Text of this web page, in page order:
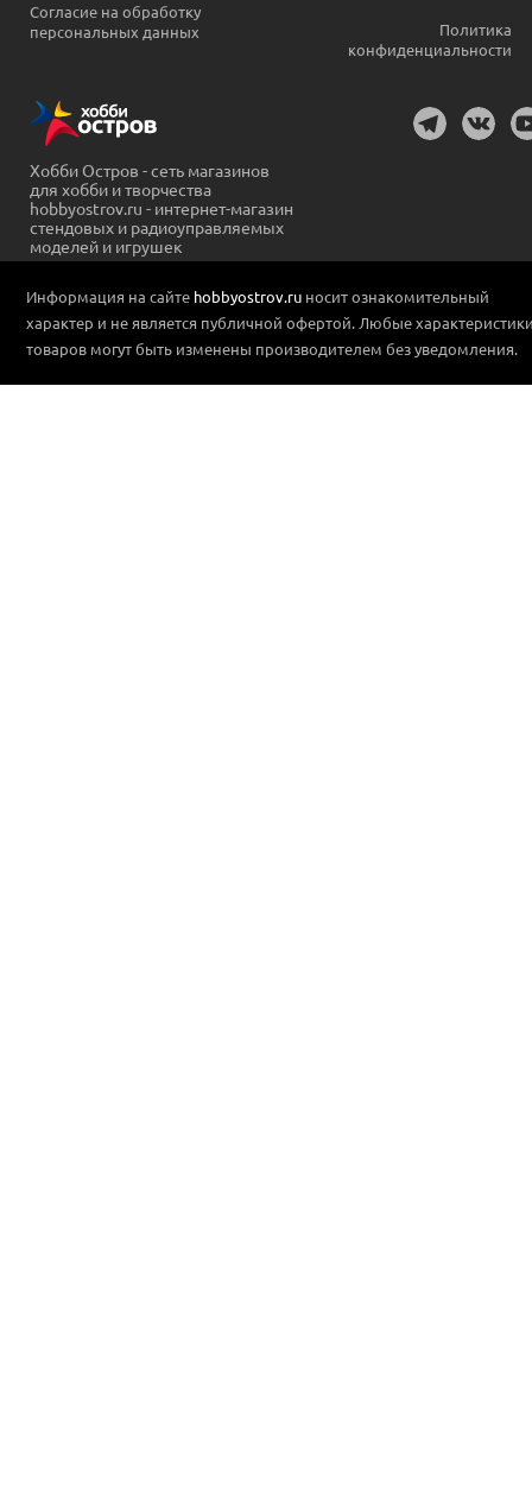
Согласие на обработку
персональных данных
Политика
конфиденциальности
Хобби Остров - сеть магазинов
для хобби и творчества
hobbyostrov.ru - интернет-магазин
стендовых и радиоуправляемых
моделей и игрушек
Информация на сайте hobbyostrov.ru носит ознакомительный
характер и не является публичной офертой. Любые
товаров могут быть изменены производителем без уведомления.